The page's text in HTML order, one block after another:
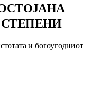
СТЕПЕНИ
и богоугодниот